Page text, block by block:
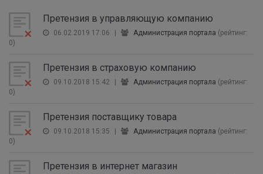
Претензия в управляющую компанию
06.02.2019 17:06 | Администрация портала (рейтинг:
0)
Претензия в страховую компанию
09.10.2018 15:42 | Администрация портала (рейтинг:
0)
Претензия поставщику товара
09.10.2018 15:35 | Администрация портала (рейтинг:
0)
Претензия в интернет магазин